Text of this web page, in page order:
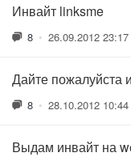
Инвайт linksme
8 • 26.09.2012 23:17
Дайте пожалуйста
8 • 28.10.2012 10:44
Выдам инвайт на